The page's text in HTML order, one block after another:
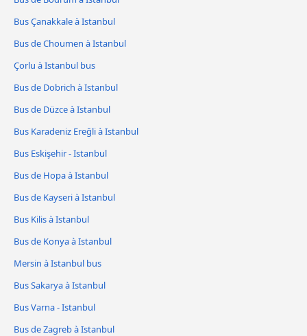
Bus Çanakkale à Istanbul
Bus de Choumen à Istanbul
Çorlu à Istanbul bus
Bus de Dobrich à Istanbul
Bus de Düzce à Istanbul
Bus Karadeniz Ereğli à Istanbul
Bus Eskişehir - Istanbul
Bus de Hopa à Istanbul
Bus de Kayseri à Istanbul
Bus Kilis à Istanbul
Bus de Konya à Istanbul
Mersin à Istanbul bus
Bus Sakarya à Istanbul
Bus Varna - Istanbul
Bus de Zagreb à Istanbul